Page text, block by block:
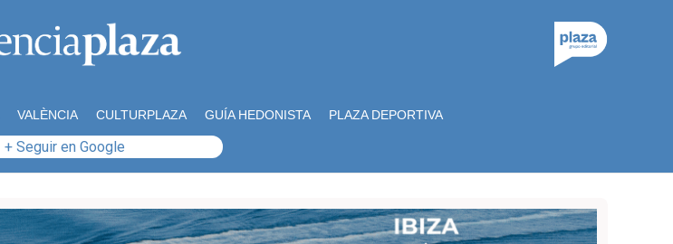
VALÈNCIA CULTURPLAZA GUÍA HEDONISTA PLAZA DEPORTIVA
+ Seguir en Google